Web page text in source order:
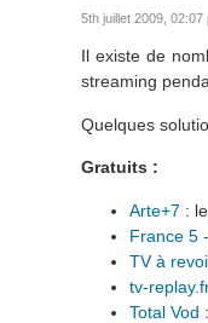
5th juillet 2009, 02:07
Il existe de
streaming
Quelques
Gratuits :
Arte+7 :
France 5
TV à
tv-
Total Vod